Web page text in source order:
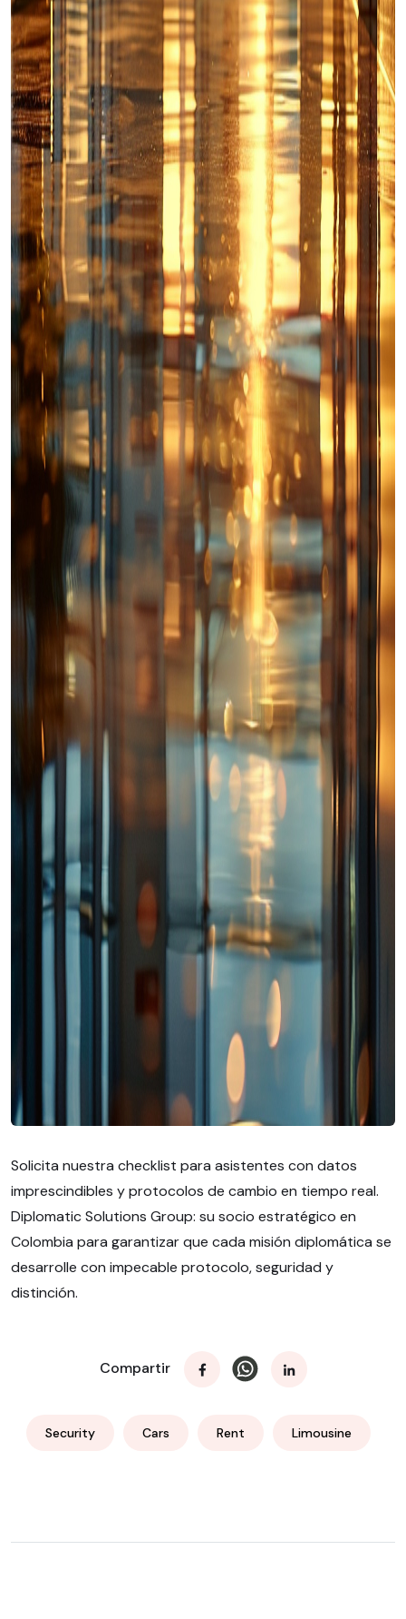
Solicita nuestra checklist para asistentes con datos
imprescindibles y protocolos de cambio en tiempo real.
Diplomatic Solutions Group: su socio estratégico en
Colombia para garantizar que cada misión diplomática se
desarrolle con impecable protocolo, seguridad y
distinción.
Compartir
Security Cars Rent Limousine